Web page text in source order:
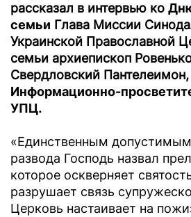
рассказал в интервью ко
семьи Глава Миссии
Украинской Православной
семьи архиепископ
Свердловский
Информационно-
УПЦ.
«Единственным
развода Господь назвал
которое оскверняет
разрушает связь
Церковь настаивает на